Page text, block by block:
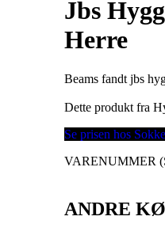
Jbs
Herre
Beams fandt jbs
Dette produkt fra
Se prisen hos
VARENUMMER
ANDRE